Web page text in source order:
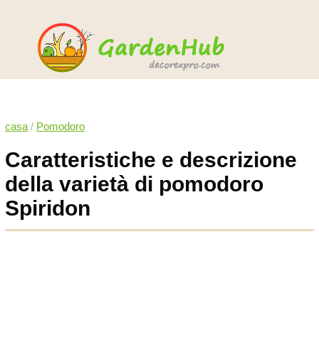
casa/ Pomodoro
Caratteristiche e descrizione
della varietà di pomodoro
Spiridon